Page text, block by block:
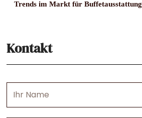
Trends im Markt für Buffetausstattung
Kontakt
Name